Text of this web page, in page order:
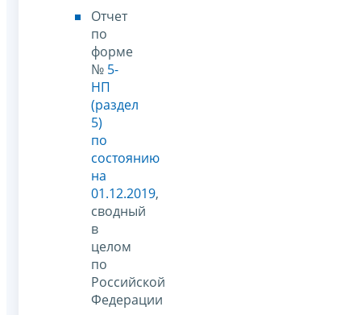
Отчет
по
форме
№ 5-
НП
(раздел
5)
по
состоянию
на
01.12.2019,
сводный
в
целом
по
Российской
Федерации